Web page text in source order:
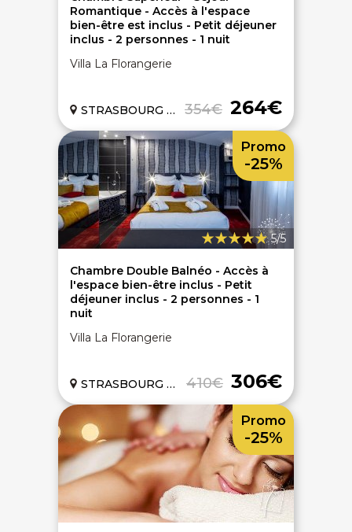
Romantique - Accès à l'espace
bien-être est inclus - Petit déjeuner
inclus - 2 personnes - 1 nuit
Villa La Florangerie
354€ 264€
STRASBOURG (67)
5/5
Chambre Double Balnéo - Accès à
l'espace bien-être inclus - Petit
déjeuner inclus - 2 personnes - 1
nuit
Villa La Florangerie
410€ 306€
STRASBOURG (67)
Promo
-25%
Promo
-25%